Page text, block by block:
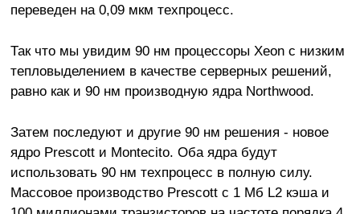
переведен на 0,09 мкм техпроцесс.
Так что мы увидим 90 нм процессоры Xeon с низким
тепловыделением в качестве серверных решений,
равно как и 90 нм производную ядра Northwood.
Затем последуют и другие 90 нм решения - новое
ядро Prescott и Montecito. Оба ядра будут
использовать 90 нм техпроцесс в полную силу.
Массовое производство Prescott с 1 Мб L2 кэша и